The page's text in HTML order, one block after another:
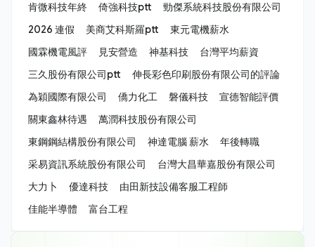
肯微科技年終
倚強科技ptt
勁傑系統科技股份有限公司
2026 連假
美商艾科斯羅ptt
東元電機薪水
國霖機電風評
見安營造 神基科技
台灣平均薪資
三久股份有限公司ptt
伸長彩色印刷股份有限公司的評論
為穎國際有限公司
僑力化工 磐儀科技
宣德智能評價
關東鑫林待遇
萬潤科技股份有限公司
東鋼鋼結構股份有限公司
神達電腦 薪水
年後轉職
采易資訊系統股份有限公司
台灣大昌華嘉股份有限公司
大力卜
優達科技
由田新技設備客服工程師
佳能半導體
富台工程